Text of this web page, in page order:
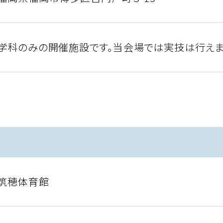
科のみの開催施設です。当会場では実技は行え
穂体育館